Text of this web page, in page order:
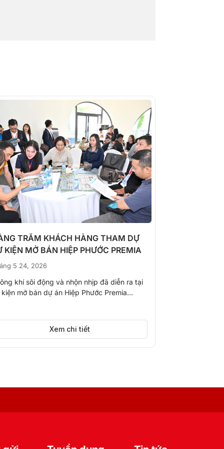
TRĂM KHÁCH HÀNG THAM DỰ
KIỆN MỞ BÁN HIỆP PHƯỚC PREMIA
5 24, 2026
khí sôi động và nhộn nhịp đã diễn ra tại
kiện mở bán dự án Hiệp Phước Premia...
Xem chi tiết